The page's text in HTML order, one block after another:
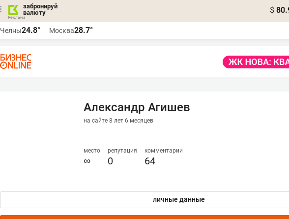
забронируй
валюту
$
Челны24.8° Москва28.7°
Александр Агишев
на сайте 8 лет 6 месяцев
место
∞
репутация
0
комментарии
64
личные данные